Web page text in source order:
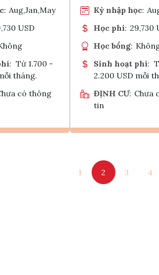
: Aug,Jan,May
USD
: Từ 1.700 -
tháng.
có thông
Kỳ nhập học:
Học phí: 29,730
Học bổng:
Sinh hoạt phí:
2.200 USD mỗi
ĐỊNH CƯ: Chưa
tin
Tham
1 2 3 4